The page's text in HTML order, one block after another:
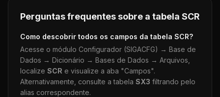
Perguntas frequentes sobre a tabela SCR
Como descobrir todos os campos da tabela SCR?
Acesse o módulo Configurador (SIGACFG) → Base de
Dados → Dicionário → Bases de Dados → Arquivos,
localize SCR e visualize a aba "Campos".
Alternativamente, consulte a tabela SX3 filtrando pelo
alias correspondente.